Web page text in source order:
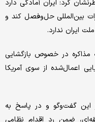
کرد: ایران آمادگی دارد
بین‌المللی حل‌وفصل کند و
ایران ندارد.
مذاکره در خصوص بازگشایی
اعمال‌شده از سوی آمریکا
گفت‌وگو و در پاسخ به
ضمن رد اقدام نظامی